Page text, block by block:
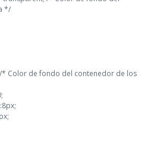
*/
/* Color de fondo del contenedor de los